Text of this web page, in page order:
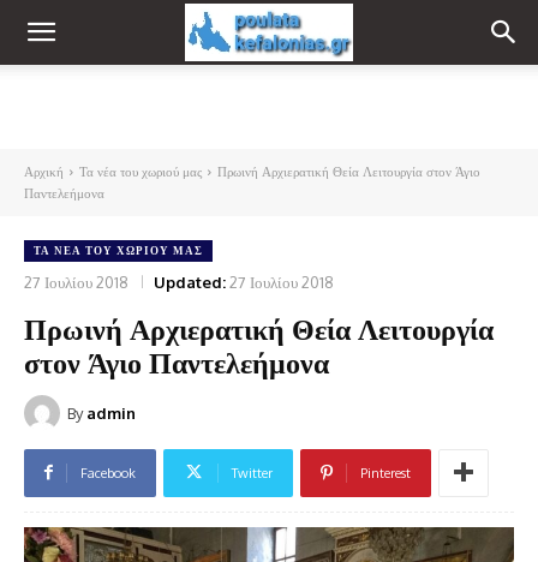
Αρχική Τα νέα του χωριού μας
Πρωινή Αρχιερατική Θεία Λειτουργία στον Άγιο
Παντελεήμονα
ΤΑ ΝΈΑ ΤΟΥ ΧΩΡΙΟΎ ΜΑΣ
27 Ιουλίου 2018 Updated:27 Ιουλίου 2018
Πρωινή Αρχιερατική Θεία Λειτουργία
στον Άγιο Παντελεήμονα
By admin
Facebook Twitter Pinterest